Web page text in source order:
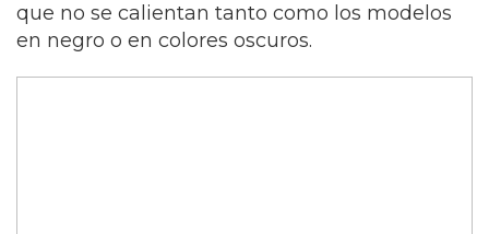
que no se calientan tanto como los modelos
en negro o en colores oscuros.